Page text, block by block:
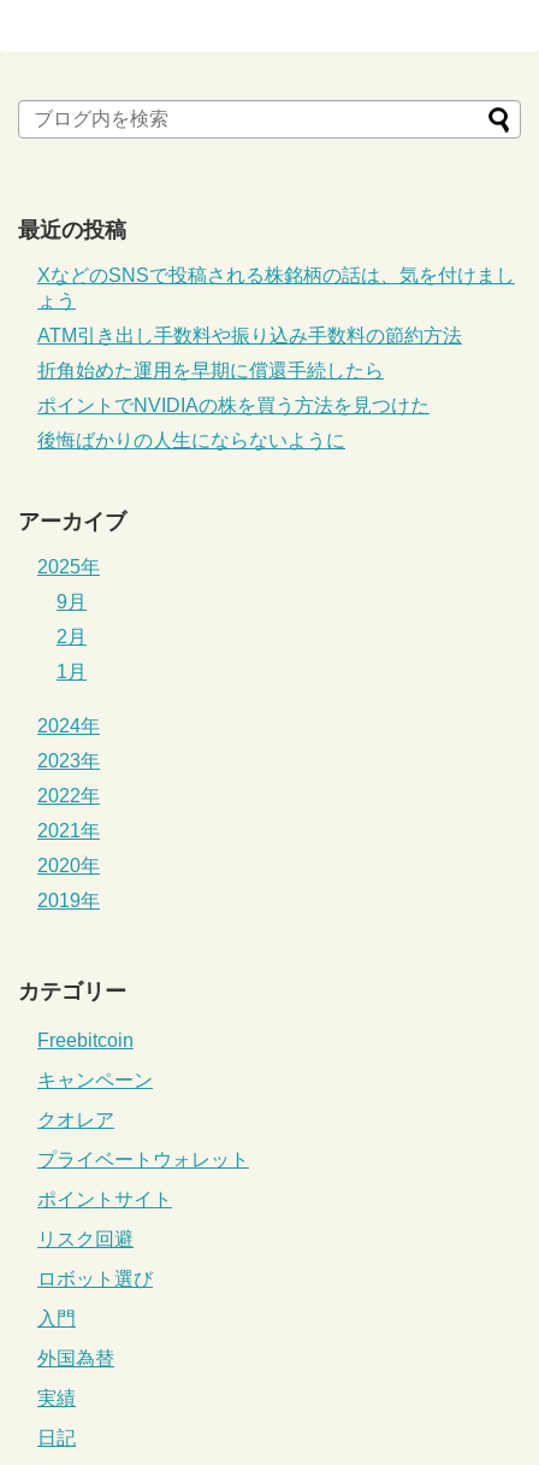
最近の投稿
XなどのSNSで投稿される株銘柄の話は、気を付けまし
ょう
ATM引き出し手数料や振り込み手数料の節約方法
折角始めた運用を早期に償還手続したら
ポイントでNVIDIAの株を買う方法を見つけた
後悔ばかりの人生にならないように
アーカイブ
2025年
9月
2月
1月
2024年
2023年
2022年
2021年
2020年
2019年
カテゴリー
Freebitcoin
キャンペーン
クオレア
プライベートウォレット
ポイントサイト
リスク回避
ロボット選び
入門
外国為替
実績
日記